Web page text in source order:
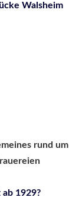
Walsheim
rund um
1929?